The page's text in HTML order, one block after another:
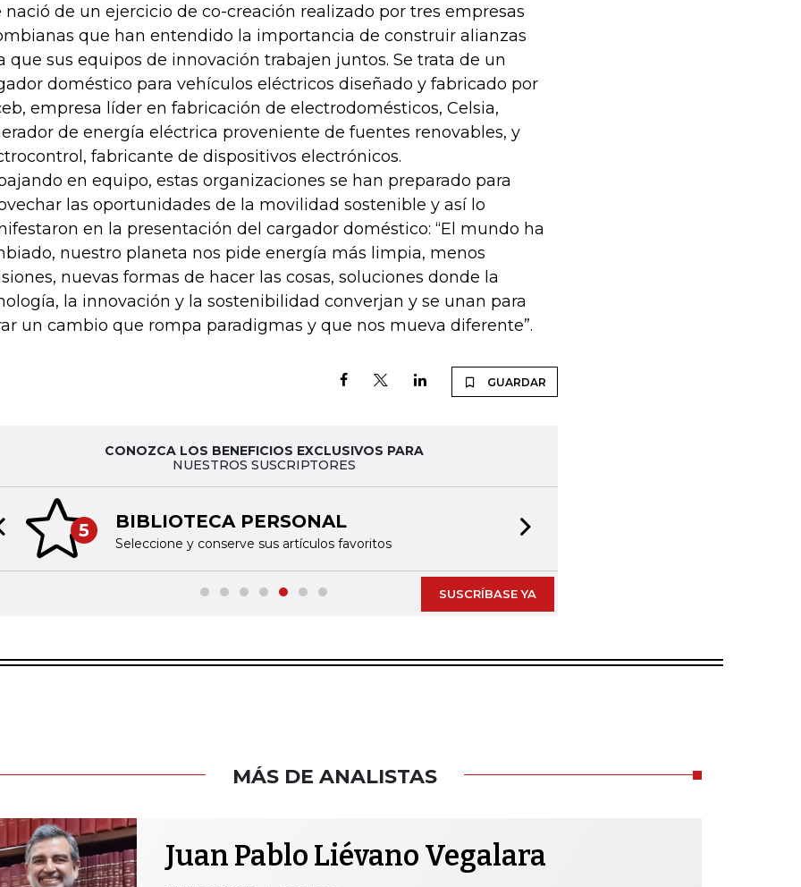
nació de un ejercicio de co-creación realizado por tres empresas
que han entendido la importancia de construir alianzas
que sus equipos de innovación trabajen juntos. Se trata de un
doméstico para vehículos eléctricos diseñado y fabricado por
empresa líder en fabricación de electrodomésticos, Celsia,
de energía eléctrica proveniente de fuentes renovables, y
fabricante de dispositivos electrónicos.
en equipo, estas organizaciones se han preparado para
las oportunidades de la movilidad sostenible y así lo
en la presentación del cargador doméstico: “El mundo ha
nuestro planeta nos pide energía más limpia, menos
nuevas formas de hacer las cosas, soluciones donde la
la innovación y la sostenibilidad converjan y se unan para
un cambio que rompa paradigmas y que nos mueva diferente”.
GUARDAR
CONOZCA LOS BENEFICIOS EXCLUSIVOS PARA
NUESTROS SUSCRIPTORES
5 BIBLIOTECA PERSONAL
Seleccione y conserve sus artículos favoritos
slide
SUSCRÍBASE YA
MÁS DE ANALISTAS
Juan Pablo Liévano Vegalara